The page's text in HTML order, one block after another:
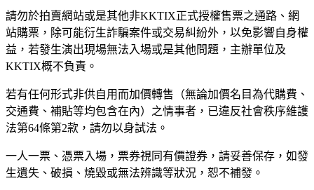
請勿於拍賣網站或是其他非KKTIX正式授權售票之通路、網
站購票，除可能衍生詐騙案件或交易糾紛外，以免影響自身權
益，若發生演出現場無法入場或是其他問題，主辦單位及
KKTIX概不負責。
若有任何形式非供自用而加價轉售（無論加價名目為代購費、
交通費、補貼等均包含在內）之情事者，已違反社會秩序維護
法第64條第2款，請勿以身試法。
一人一票、憑票入場，票券視同有價證券，請妥善保存，如發
生遺失、破損、燒毀或無法辨識等狀況，恕不補發。